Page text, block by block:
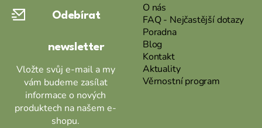
Odebírat
newsletter
Vložte svůj e-mail a my
vám budeme zasílat
informace o nových
produktech na našem e-
shopu.
O nás
FAQ - Nejčastější dotazy
Poradna
Blog
Kontakt
Aktuality
Věrnostní program